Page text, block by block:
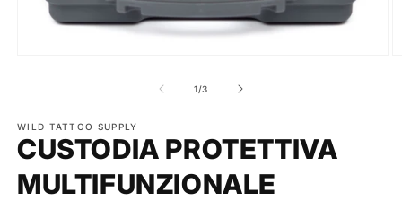
finestra
modale
1/su
3
WILD TATTOO SUPPLY
CUSTODIA PROTETTIVA
MULTIFUNZIONALE